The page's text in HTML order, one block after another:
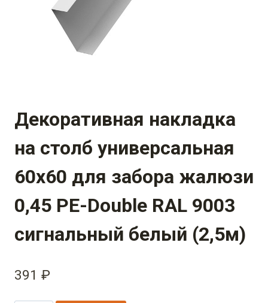
Декоративная накладка
на столб универсальная
60х60 для забора жалюзи
0,45 PE-Double RAL 9003
сигнальный белый (2,5м)
391 ₽